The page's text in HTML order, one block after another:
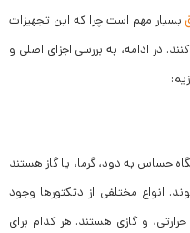
بسیار مهم است چرا که این تجهیزات
در ادامه، به بررسی اجزای اصلی و
حساس به دود، گرما، یا گاز هستند
انواع مختلفی از دتکتورها وجود
و گازی هستند. هر کدام برای